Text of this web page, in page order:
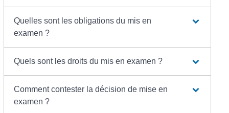
Quelles sont les obligations du mis en
examen ?
Quels sont les droits du mis en examen ?
Comment contester la décision de mise en
examen ?